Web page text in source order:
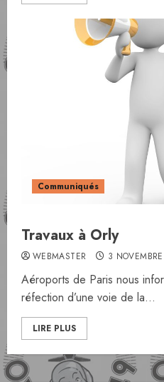
Communiqués
Travaux à Orly
WEBMASTER 3
Aéroports de Paris nous
réfection d’une voie de la...
LIRE PLUS